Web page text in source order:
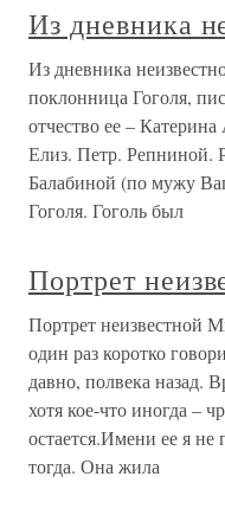
Из дневника
Из дневника
поклонница Гоголя,
отчество ее –
Елиз. Петр. Репниной.
Балабиной (по мужу
Гоголя. Гоголь был
Портрет
Портрет неизвестной
один раз коротко
давно, полвека назад.
хотя кое-что иногда –
остается.Имени ее я
тогда. Она жила